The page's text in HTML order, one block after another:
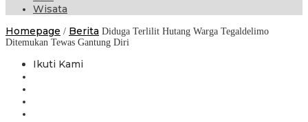
Wisata
Homepage / Berita Diduga Terlilit Hutang Warga Tegaldelimo
Ditemukan Tewas Gantung Diri
Ikuti Kami